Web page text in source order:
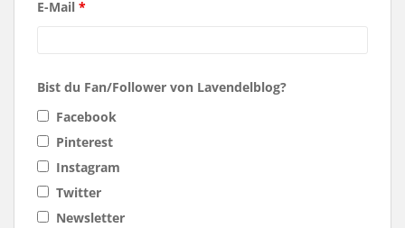
E-Mail *
Bist du Fan/Follower von Lavendelblog?
Facebook
Pinterest
Instagram
Twitter
Newsletter